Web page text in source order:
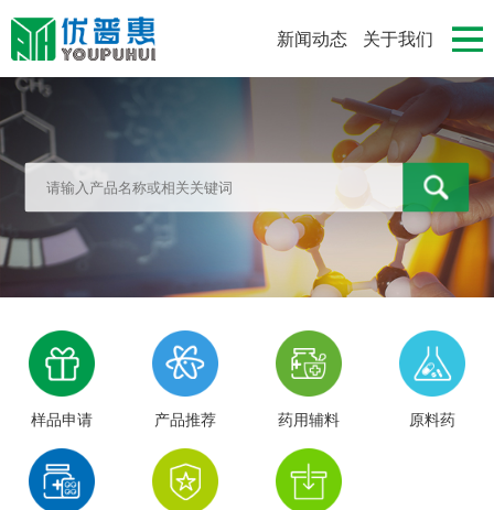
新闻动态 关于我们
样品申请 产品推荐 药用辅料 原料药